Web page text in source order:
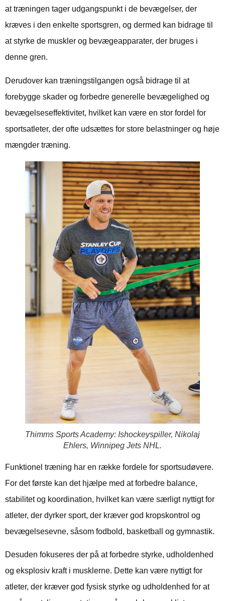
at træningen tager udgangspunkt i de bevægelser, der
kræves i den enkelte sportsgren, og dermed kan bidrage til
at styrke de muskler og bevægeapparater, der bruges i
denne gren.
Derudover kan træningstilgangen også bidrage til at
forebygge skader og forbedre generelle bevægelighed og
bevægelseseffektivitet, hvilket kan være en stor fordel for
sportsatleter, der ofte udsættes for store belastninger og høje
mængder træning.
Thimms Sports Academy: Ishockeyspiller, Nikolaj
Ehlers, Winnipeg Jets NHL.
Funktionel træning har en række fordele for sportsudøvere.
For det første kan det hjælpe med at forbedre balance,
stabilitet og koordination, hvilket kan være særligt nyttigt for
atleter, der dyrker sport, der kræver god kropskontrol og
bevægelsesevne, såsom fodbold, basketball og gymnastik.
Desuden fokuseres der på at forbedre styrke, udholdenhed
og eksplosiv kraft i musklerne. Dette kan være nyttigt for
atleter, der kræver god fysisk styrke og udholdenhed for at